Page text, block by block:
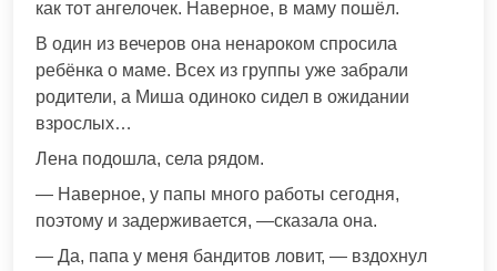
как тот ангелочек. Наверное, в маму пошёл.
В один из вечеров она ненароком спросила
ребёнка о маме. Всех из группы уже забрали
родители, а Миша одиноко сидел в ожидании
взрослых…
Лена подошла, села рядом.
— Наверное, у папы много работы сегодня,
поэтому и задерживается, —сказала она.
— Да, папа у меня бандитов ловит, — вздохнул